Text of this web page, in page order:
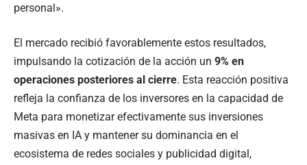
personal».
El mercado recibió favorablemente estos resultados,
impulsando la cotización de la acción un 9% en
operaciones posteriores al cierre. Esta reacción positiva
refleja la confianza de los inversores en la capacidad de
Meta para monetizar efectivamente sus inversiones
masivas en IA y mantener su dominancia en el
ecosistema de redes sociales y publicidad digital,